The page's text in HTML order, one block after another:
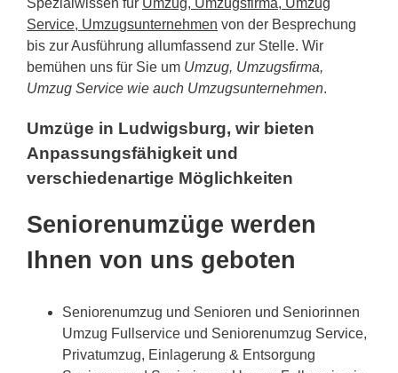
Spezialwissen für Umzug, Umzugsfirma, Umzug
Service, Umzugsunternehmen von der Besprechung
bis zur Ausführung allumfassend zur Stelle. Wir
bemühen uns für Sie um Umzug, Umzugsfirma,
Umzug Service wie auch Umzugsunternehmen.
Umzüge in Ludwigsburg, wir bieten
Anpassungsfähigkeit und
verschiedenartige Möglichkeiten
Seniorenumzüge werden
Ihnen von uns geboten
Seniorenumzug und Senioren und Seniorinnen
Umzug Fullservice und Seniorenumzug Service,
Privatumzug, Einlagerung & Entsorgung